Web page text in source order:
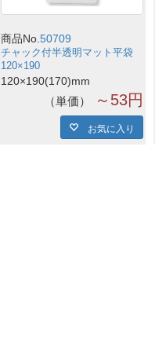
商品No. 50709
チャック付半透明マット平袋
120×190
120×190(170)mm
単価 ～53円
お気に入り